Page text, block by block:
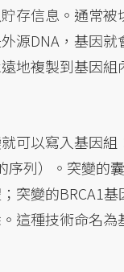
存信息。通常
源DNA，基因
地複製到基因
可以寫入基因組
序列）。突變
突變的BRCA1
這種技術命名